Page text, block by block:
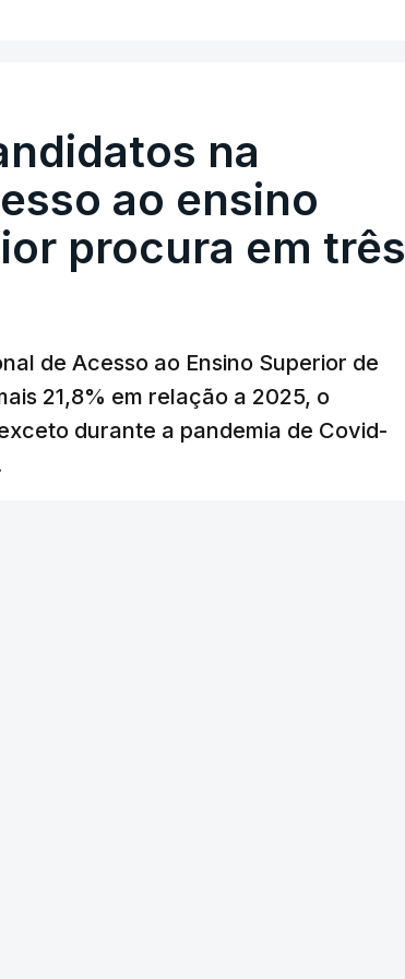
redução extraordinária e temporária no ISP,
dos combustíveis superior a 10
no Irão, à tensão geopolítica no Médio
preços dos combustíveis desceram
últimas semanas têm sido marcadas por
ser revertida na próxima semana.
na
ao ensino
procura em três
de Acesso ao Ensino Superior de
21,8% em relação a 2025, o
durante a pandemia de Covid-